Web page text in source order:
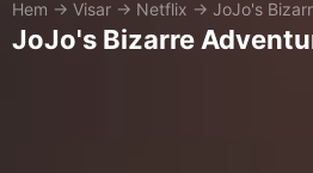
Hem → Visar → Netflix → JoJo's
JoJo's Bizarre